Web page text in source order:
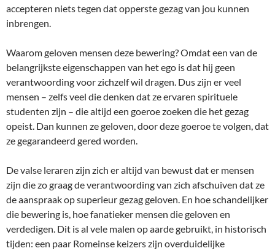
accepteren niets tegen dat opperste gezag van jou kunnen
inbrengen.
Waarom geloven mensen deze bewering? Omdat een van de
belangrijkste eigenschappen van het ego is dat hij geen
verantwoording voor zichzelf wil dragen. Dus zijn er veel
mensen – zelfs veel die denken dat ze ervaren spirituele
studenten zijn – die altijd een goeroe zoeken die het gezag
opeist. Dan kunnen ze geloven, door deze goeroe te volgen, dat
ze gegarandeerd gered worden.
De valse leraren zijn zich er altijd van bewust dat er mensen
zijn die zo graag de verantwoording van zich afschuiven dat ze
de aanspraak op superieur gezag geloven. En hoe schandelijker
die bewering is, hoe fanatieker mensen die geloven en
verdedigen. Dit is al vele malen op aarde gebruikt, in historisch
tijden: een paar Romeinse keizers zijn overduidelijke